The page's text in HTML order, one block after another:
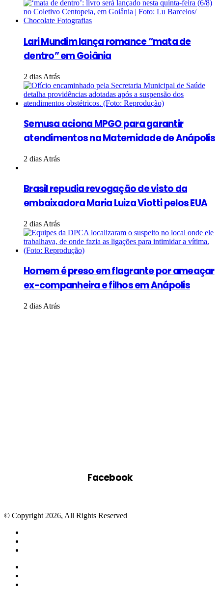
Lari Mundim lança romance “mata de
dentro” em Goiânia
2 dias Atrás
Semusa aciona MPGO para garantir
atendimentos na Maternidade de Anápolis
2 dias Atrás
Brasil repudia revogação de visto da
embaixadora Maria Luiza Viotti pelos EUA
2 dias Atrás
Homem é preso em flagrante por ameaçar
ex-companheira e filhos em Anápolis
2 dias Atrás
Facebook
© Copyright 2026, All Rights Reserved
Facebook
Twitter
WhatsApp
Telegram
Close